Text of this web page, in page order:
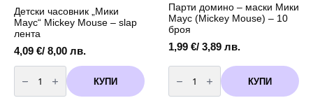
Детски часовник „Мики
Маус“ Mickey Mouse – slap
лента
4,09 €/ 8,00 лв.
количество
за
Детски
часовник
КУПИ
Парти домино – маски Мики
Маус (Mickey Mouse) – 10
броя
1,99 €/ 3,89 лв.
количество
за
Парти
домино
КУПИ